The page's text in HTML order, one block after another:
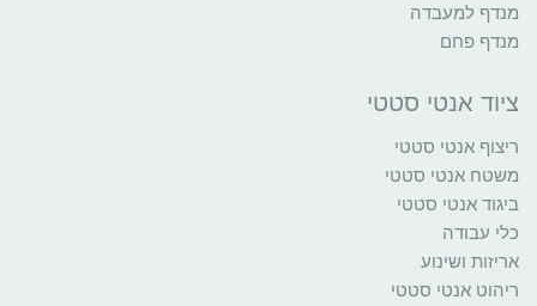
מנדף למעבדה
מנדף פחם
ציוד אנטי סטטי
ריצוף אנטי סטטי
משטח אנטי סטטי
ביגוד אנטי סטטי
כלי עבודה
אריזות ושינוע
ריהוט אנטי סטטי